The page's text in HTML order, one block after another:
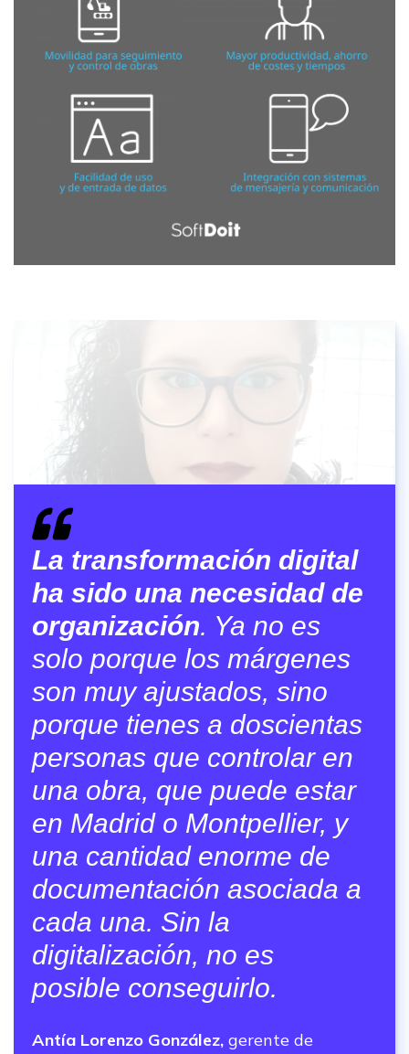
La transformación digital
ha sido una necesidad de
organización. Ya no es
solo porque los márgenes
son muy ajustados, sino
porque tienes a doscientas
personas que controlar en
una obra, que puede estar
en Madrid o Montpellier, y
una cantidad enorme de
documentación asociada a
cada una. Sin la
digitalización, no es
posible conseguirlo.
Antía Lorenzo González, gerente de